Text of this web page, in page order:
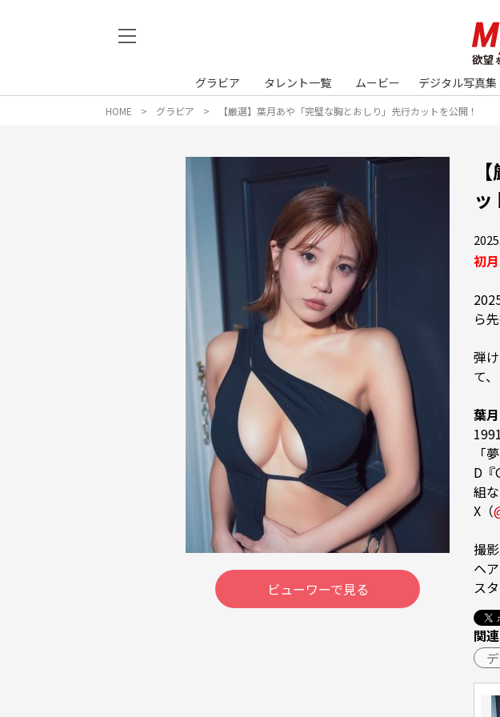
グラビア タレント一覧 ムービー デジタル写真集
HOME グラビア 【厳選】葉月あや「完璧な胸とおしり」先行カットを公開！
ビューワーで見る
ッ
初
ら
弾
て
葉
「
D『
組
X（
撮
ヘ
ス
関